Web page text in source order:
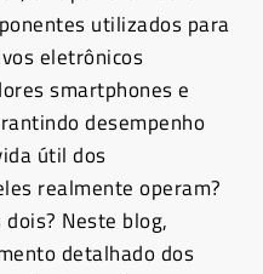
utilizados para
eletrônicos
smartphones e
desempenho
útil dos
realmente operam?
Neste blog,
detalhado dos